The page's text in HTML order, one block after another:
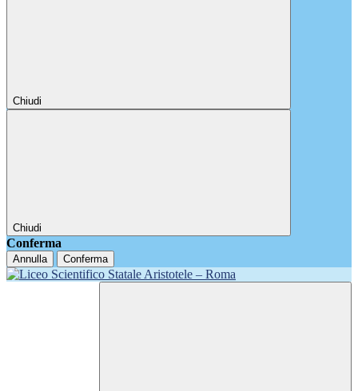
Chiudi
Chiudi
Conferma
Annulla Conferma